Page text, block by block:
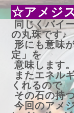
☆アメジ
同じくバイ
の丸珠です♪
形にも意味
定」を
意味します。
またエネル
くれるので
その石の持
今回のアメ